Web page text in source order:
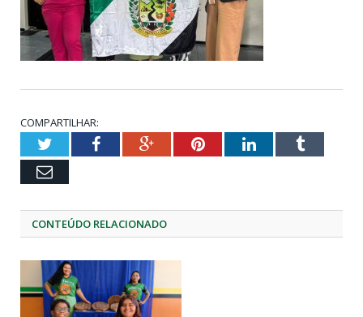
COMPARTILHAR:
TwitterFacebookGoogle+PinterestLinkedInTumblr
Email
CONTEÚDO RELACIONADO